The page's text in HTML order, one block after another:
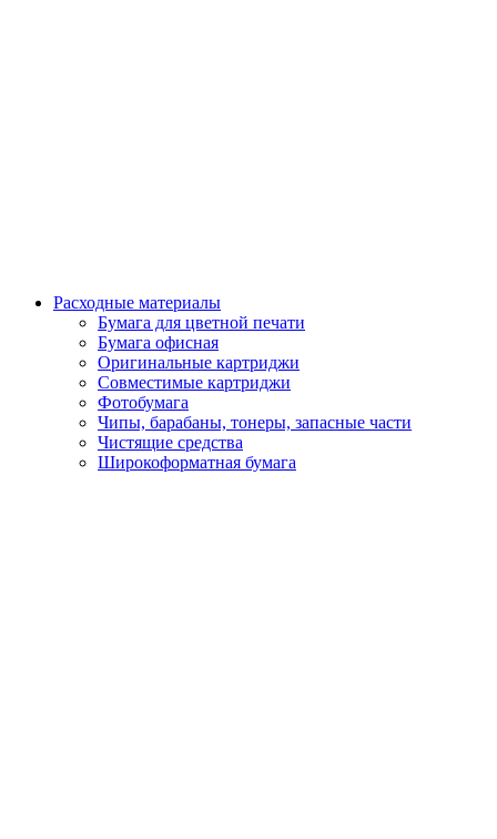
Расходные материалы
Бумага для цветной печати
Бумага офисная
Оригинальные картриджи
Совместимые картриджи
Фотобумага
Чипы, барабаны, тонеры, запасные части
Чистящие средства
Широкоформатная бумага